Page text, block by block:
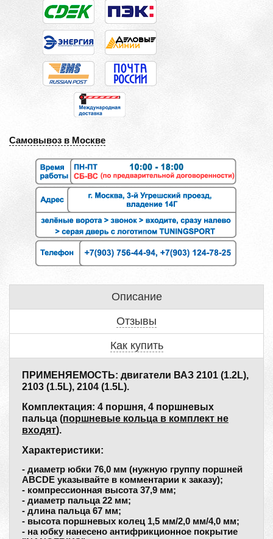
Самовывоз в Москве
Описание
Отзывы
Как купить
ПРИМЕНЯЕМОСТЬ: двигатели ВАЗ 2101 (1.2L),
2103 (1.5L), 2104 (1.5L).
Комплектация: 4 поршня, 4 поршневых
пальца (поршневые кольца в комплект не
входят).
Характеристики:
- диаметр юбки 76,0 мм (нужную группу поршней
ABCDE указывайте в комментарии к заказу);
- компрессионная высота 37,9 мм;
- диаметр пальца 22 мм;
- длина пальца 67 мм;
- высота поршневых колец 1,5 мм/2,0 мм/4,0 мм;
- на юбку нанесено антифрикционное покрытие